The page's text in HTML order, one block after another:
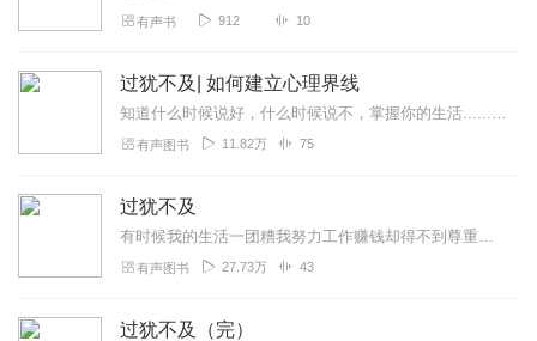
有声书 912 10
过犹不及| 如何建立心理界线
知道什么时候说好，什么时候说不，掌握你的生活......你的生活失控了吗？别人老是占你的便宜吗？你很难向别人说“不”吗？...
有声图书 11.82万 75
过犹不及
有时候我的生活一团糟我努力工作赚钱却得不到尊重我尽全力地做好所有事情可总是觉得不开心…为什么？取决于你的心理疆土是多少？你有没有能力守护你的权益？我...
有声图书 27.73万 43
过犹不及（完）